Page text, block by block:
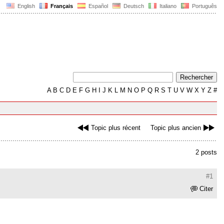
English Français Español Deutsch Italiano Português
AB C D E F G H J K L M N O P Q R S T U V W X Y Z #
Topic plus récent Topic plus ancien
2 posts
#1
Citer